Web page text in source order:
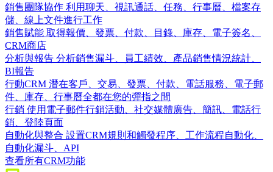
銷售團隊協作 利用聊天、視訊通話、任務、行事曆、檔案存
儲、線上文件進行工作
銷售賦能 取得報價、發票、付款、目錄、庫存、電子簽名、
CRM商店
分析與報告 分析銷售漏斗、員工績效、產品銷售情況統計、
BI報告
行動CRM 潛在客戶、交易、發票、付款、電話服務、電子郵
件、庫存、行事曆全都在您的彈指之間
行銷 使用電子郵件行銷活動、社交媒體廣告、簡訊、電話行
銷、登陸頁面
自動化與整合 設置CRM規則和觸發程序、工作流程自動化、
自動化漏斗、API
查看所有CRM功能